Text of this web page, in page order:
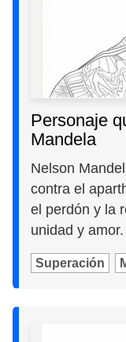
Personaje
Mandela
Nelson
contra el
el perdón y la
unidad y amor.
Superación